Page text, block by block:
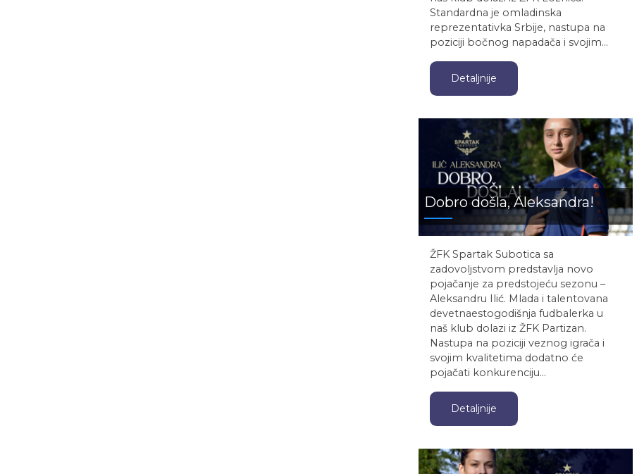
Standardna je omladinska
reprezentativka Srbije, nastupa na
poziciji bočnog napadača i svojim…
Detaljnije
Dobro došla, Aleksandra!
ŽFK Spartak Subotica sa
zadovoljstvom predstavlja novo
pojačanje za predstojeću sezonu –
Aleksandru Ilić. Mlada i talentovana
devetnaestogodišnja fudbalerka u
naš klub dolazi iz ŽFK Partizan.
Nastupa na poziciji veznog igrača i
svojim kvalitetima dodatno će
pojačati konkurenciju…
Detaljnije